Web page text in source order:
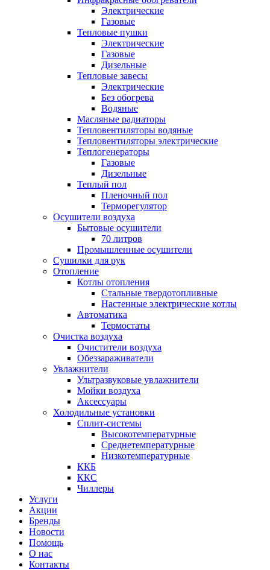
Электрические
Газовые
Тепловые пушки
Электрические
Газовые
Дизельные
Тепловые завесы
Электрические
Без обогрева
Водяные
Масляные радиаторы
Тепловентиляторы водяные
Тепловентиляторы электрические
Теплогенераторы
Газовые
Дизельные
Теплый пол
Пленочный пол
Терморегулятор
Осушители воздуха
Бытовые осушители
70 литров
Промышленные осушители
Сушилки для рук
Отопление
Котлы отопления
Стальные твердотопливные
Настенные электрические котлы
Автоматика
Термостаты
Очистка воздуха
Очистители воздуха
Обеззараживатели
Увлажнители
Ультразвуковые увлажнители
Мойки воздуха
Аксессуары
Холодильные установки
Сплит-системы
Высокотемпературные
Среднетемпературные
Низкотемпературные
ККБ
ККС
Чиллеры
Услуги
Акции
Бренды
Новости
Помощь
О нас
Контакты